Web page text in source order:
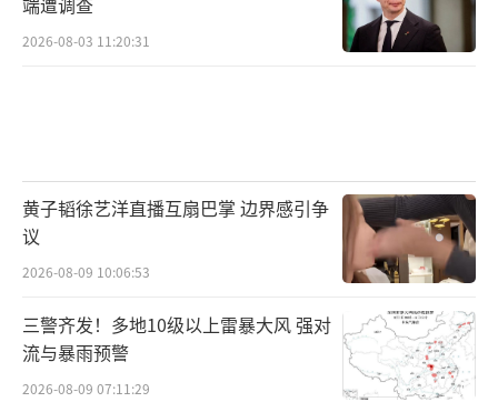
2026-08-03 11:20:31
黄子韬徐艺洋直播互扇巴掌 边界感引争
议
2026-08-09 10:06:53
三警齐发！多地10级以上雷暴大风 强对
流与暴雨预警
2026-08-09 07:11:29